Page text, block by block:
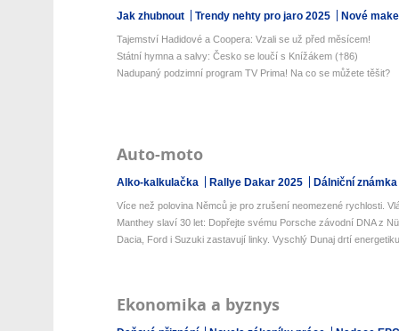
Jak zhubnout Trendy nehty pro jaro 2025 Nové
Tajemství Hadidové a Coopera: Vzali se už před měsícem!
Státní hymna a salvy: Česko se loučí s Knížákem (†86)
Nadupaný podzimní program TV Prima! Na co se můžete těšit?
Auto-moto
Alko-kalkulačka Rallye Dakar 2025 Dálniční známka
Více než polovina Němců je pro zrušení neomezené rychlosti.
Manthey slaví 30 let: Dopřejte svému Porsche závodní DNA z
Dacia, Ford i Suzuki zastavují linky. Vyschlý Dunaj drtí
Ekonomika a byznys